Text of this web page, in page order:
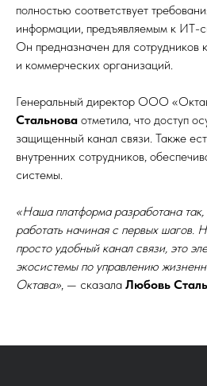
полностью соответствует
информации, предъявляемым к ИТ-
Он предназначен для сотрудников
и коммерческих организаций.
Генеральный директор ООО
Стальнова отметила, что доступ
защищенный канал связи. Также
внутренних сотрудников,
системы.
«Наша платформа разработана
работать начиная с первых шагов.
просто удобный канал связи, это
экосистемы по управлению
Октава», — сказала Любовь